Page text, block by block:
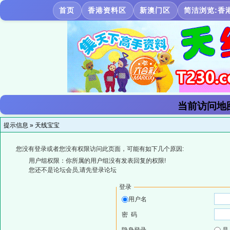
首页 香港资料区 新澳门区 简洁浏览:香
当前访问地
提示信息 » 天线宝宝
您没有登录或者您没有权限访问此页面，可能有如下几个原因:
用户组权限：你所属的用户组没有发表回复的权限!
您还不是论坛会员,请先登录论坛
登录
用户名
密 码